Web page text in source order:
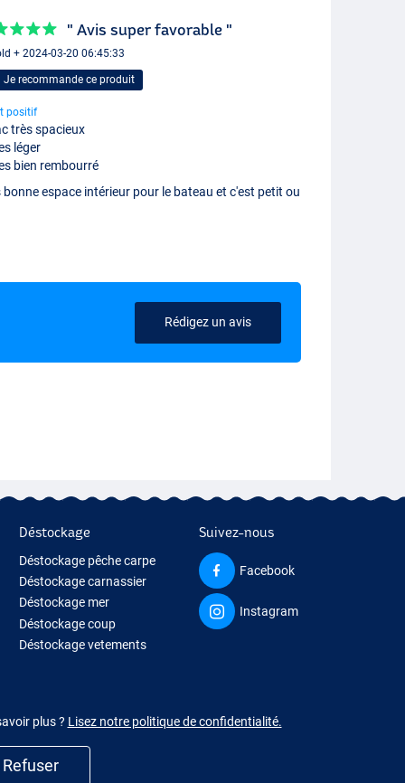
" Avis super favorable "
+ 2024-03-20 06:45:33
Je recommande ce produit
positif
très spacieux
léger
bien rembourré
bonne espace intérieur pour le bateau et c'est petit ou
Rédigez un avis
Déstockage
Déstockage pêche carpe
Déstockage carnassier
Déstockage mer
Déstockage coup
Déstockage vetements
Suivez-nous
Facebook
Instagram
plus ? Lisez notre politique de confidentialité.
Refuser